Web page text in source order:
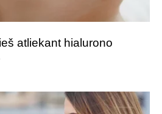
atliekant hialurono